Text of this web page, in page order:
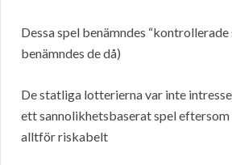
Dessa spel benämndes “kontrollerade
benämndes de då)
De statliga lotterierna var inte
ett sannolikhetsbaserat spel
alltför riskabelt